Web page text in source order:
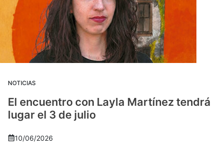
NOTICIAS
El encuentro con Layla Martínez tendrá
lugar el 3 de julio
10/06/2026